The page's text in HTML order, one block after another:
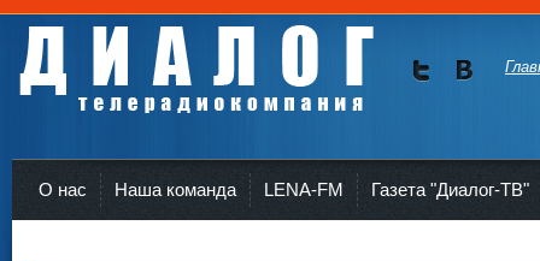
О нас Наша команда LENA-FM Газета "Диалог-ТВ"